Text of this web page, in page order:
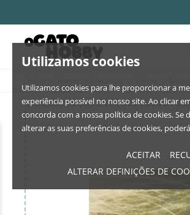
Utilizamos cookies
Utilizamos cookies para lhe proporcionar a
experiência possível no nosso site. Ao clicar
concorda com a nossa política de cookies. Se
alterar as suas preferências de cookies,
ACEITAR
ALTERAR DEFINIÇÕES DE